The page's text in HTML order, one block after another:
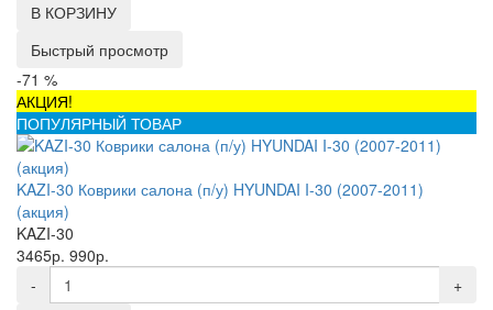
В КОРЗИНУ
Быстрый просмотр
-71 %
АКЦИЯ!
ПОПУЛЯРНЫЙ ТОВАР
KAZI-30 Коврики салона (п/у) HYUNDAI I-30 (2007-2011)
(акция)
KAZI-30
3465р. 990р.
-
+